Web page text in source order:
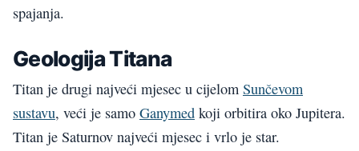
spajanja.
Geologija Titana
Titan je drugi najveći mjesec u cijelom Sunčevom
sustavu, veći je samo Ganymed koji orbitira oko Jupitera.
Titan je Saturnov najveći mjesec i vrlo je star.